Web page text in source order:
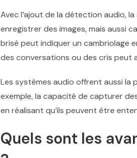
Avec l’ajout de la détection audio,
enregistrer des images, mais aussi
brisé peut indiquer un cambriolage
des conversations ou des cris peut
Les systèmes audio offrent aussi la
exemple, la capacité de capturer
en réalisant qu’ils peuvent être
Quels sont les